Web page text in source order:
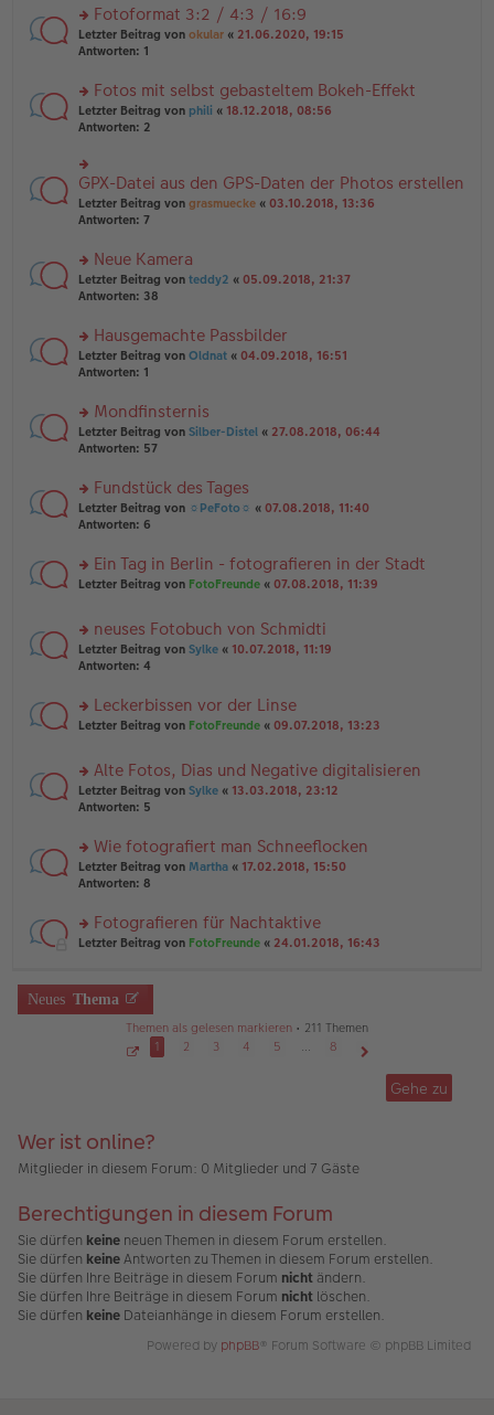
ei
tr
a
e
n
er
tr
a
g
n
g
el
e
n
er
tr
a
g
rs
te
n
g
el
e
n
er
B
a
g
Fotoformat 3:2 / 4:3 / 16:9
Letzter Beitrag von okular « 21.06.2020, 19:15
Antworten: 1
rs
te
u
n
g
el
es
n
er
B
a
g
Fotos mit selbst gebasteltem Bokeh-Effekt
Letzter Beitrag von phili « 18.12.2018, 08:56
Antworten: 2
rs
te
r
g
el
es
n
er
B
ei
a
g
GPX-Datei aus den GPS-Daten der Photos erstellen
Letzter Beitrag von grasmuecke « 03.10.2018, 13:36
Antworten: 7
rs
te
n
g
el
e
n
er
tr
a
g
Neue Kamera
Letzter Beitrag von teddy2 « 05.09.2018, 21:37
Antworten: 38
rs
te
n
g
el
e
n
er
tr
a
Hausgemachte Passbilder
Letzter Beitrag von Oldnat « 04.09.2018, 16:51
Antworten: 1
rs
te
n
g
el
e
n
ei
tr
a
Mondfinsternis
Letzter Beitrag von Silber-Distel « 27.08.2018, 06:44
Antworten: 57
rs
te
n
g
es
e
n
er
ei
tr
Fundstück des Tages
Letzter Beitrag von ☼PeFoto☼ « 07.08.2018, 11:40
Antworten: 6
rs
u
n
g
es
e
n
B
ei
tr
a
Ein Tag in Berlin - fotografieren in der Stadt
Letzter Beitrag von FotoFreunde « 07.08.2018, 11:39
rs
te
n
g
es
e
n
er
ei
tr
a
neuses Fotobuch von Schmidti
Letzter Beitrag von Sylke « 10.07.2018, 11:19
Antworten: 4
rs
u
n
g
es
e
n
er
ei
tr
Leckerbissen vor der Linse
Letzter Beitrag von FotoFreunde « 09.07.2018, 13:23
rs
te
n
g
el
e
n
ei
tr
Alte Fotos, Dias und Negative digitalisieren
Letzter Beitrag von Sylke « 13.03.2018, 23:12
Antworten: 5
rs
te
n
g
es
e
n
Wie fotografiert man Schneeflocken
Letzter Beitrag von Martha « 17.02.2018, 15:50
Antworten: 8
rs
u
n
ei
a
Fotografieren für Nachtaktive
Letzter Beitrag von FotoFreunde « 24.01.2018, 16:43
Neues Thema
Themen als gelesen markieren • 211 Themen
v
o
n
8
1 2 3 4 5 …
8
Gehe zu
Wer ist online?
Mitglieder in diesem Forum: 0 Mitglieder und 7 Gäste
Berechtigungen in diesem Forum
Sie dürfen keine neuen Themen in diesem Forum erstellen.
Sie dürfen keineAntworten zu Themen in diesem Forum erstellen.
Sie dürfen Ihre Beiträge in diesem Forum nicht ändern.
Sie dürfen Ihre Beiträge in diesem Forum nicht löschen.
Sie dürfen keine Dateianhänge in diesem Forum erstellen.
Powered by phpBB® Forum Software © phpBB Limited